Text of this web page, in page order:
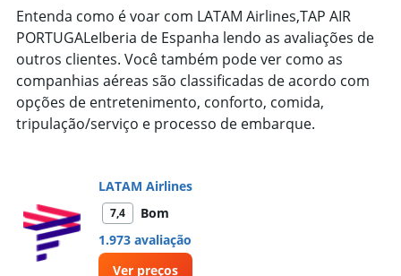
1
Y
axis
displaying
values.
Range:
0
to
Entenda como é voar com LATAM Airlines,TAP AIR
PORTUGALeIberia de Espanha lendo as avaliações de
outros clientes. Você também pode ver como as
companhias aéreas são classificadas de acordo com
opções de entretenimento, conforto, comida,
tripulação/serviço e processo de embarque.
LATAM Airlines
7,4
Bom
1.973 avaliação
Ver preços